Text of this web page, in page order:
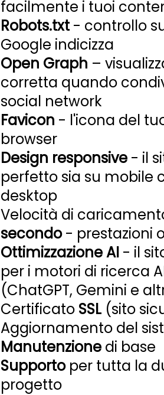
facilmente i tuoi
Robots.txt - controllo
Google indicizza
Open Graph –
corretta quando
social network
Favicon - l'icona del
browser
Design responsive - il
perfetto sia su mobile
desktop
Velocità di
secondo- prestazioni
Ottimizzazione AI - il
per i motori di ricerca
(ChatGPT, Gemini e
Certificato SSL (sito
Aggiornamento del
Manutenzione di base
Supportoper tutta la
progetto